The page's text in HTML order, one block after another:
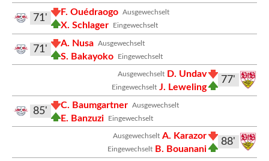
Ausgewechselt
F. Ouédraogo
Eingewechselt
X. Schlager
71'
Ausgewechselt
A. Nusa
Eingewechselt
S. Bakayoko
71'
77'
Ausgewechselt D. Undav
Eingewechselt J. Leweling
Ausgewechselt
C. Baumgartner
Eingewechselt
E. Banzuzi
85'
88'
Ausgewechselt A. Karazor
Eingewechselt B. Bouanani